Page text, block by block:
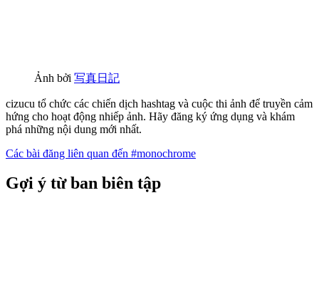
Ảnh bởi 写真日記
cizucu tổ chức các chiến dịch hashtag và cuộc thi ảnh để truyền cảm
hứng cho hoạt động nhiếp ảnh. Hãy đăng ký ứng dụng và khám
phá những nội dung mới nhất.
Các bài đăng liên quan đến #monochrome
Gợi ý từ ban biên tập